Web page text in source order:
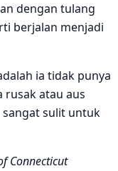
dengan tulang
berjalan menjadi
ia tidak punya
rusak atau aus
sulit untuk
Connecticut